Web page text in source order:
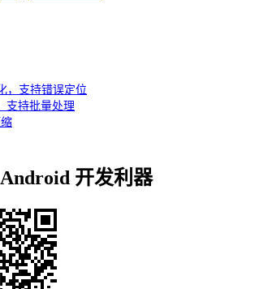
，支持错误定位
支持批量处理
开发利器